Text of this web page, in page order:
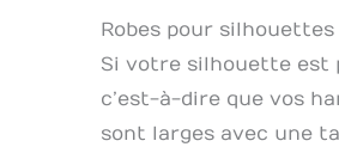
Robes pour silhouettes
Si votre silhouette est
c’est-à-dire que vos
sont larges avec une